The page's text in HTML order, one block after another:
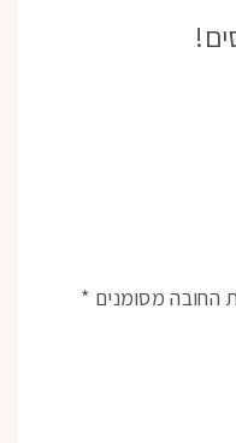
החובה מסומנים *